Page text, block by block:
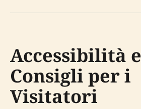
Accessibilità e
Consigli per i
Visitatori